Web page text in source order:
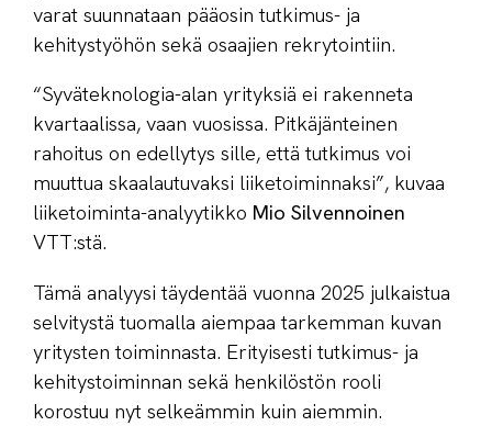
varat suunnataan pääosin tutkimus- ja
kehitystyöhön sekä osaajien rekrytointiin.
“Syväteknologia-alan yrityksiä ei rakenneta
kvartaalissa, vaan vuosissa. Pitkäjänteinen
rahoitus on edellytys sille, että tutkimus voi
muuttua skaalautuvaksi liiketoiminnaksi”, kuvaa
liiketoiminta-analyytikko Mio Silvennoinen
VTT:stä.
Tämä analyysi täydentää vuonna 2025 julkaistua
selvitystä tuomalla aiempaa tarkemman kuvan
yritysten toiminnasta. Erityisesti tutkimus- ja
kehitystoiminnan sekä henkilöstön rooli
korostuu nyt selkeämmin kuin aiemmin.